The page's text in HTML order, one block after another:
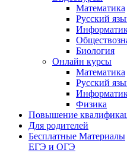
Математика
Русский
Биология
Онлайн курсы
Математика
Русский
Физика
Повышение
Для родителей
Бесплатные Материалы
ЕГЭ и ОГЭ